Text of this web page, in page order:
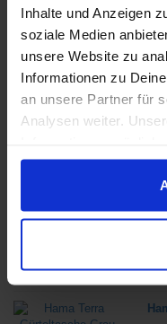
Inhalte und Anzeigen
soziale Medien
unsere Website zu
Informationen zu
an unsere Partner für
Analysen weiter.
zusammen, die Du
im Rahmen Deiner
haben.
ab
in 1
ab
in